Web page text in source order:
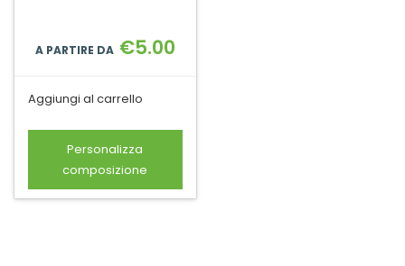
A PARTIRE DA €5.00
Aggiungi al carrello
Personalizza
composizione